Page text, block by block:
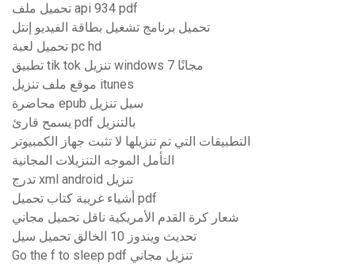
تحميل ملف api 934 pdf
تحميل برنامج تشغيل بطاقة الفيديو إنتل
تحميل لعبة pc hd
تطبيق tik tok تنزيل windows 7 مجانًا
موقع ملف تنزيل itunes
محاضرة epub سيل تنزيل
يسمح قارئ pdf بالتنزيل
التطبيقات التي تم تنزيلها لا تثبت جهاز الكمبيوتر
التأمل الموجه التنزيلات المجانية
تدرج xml android تنزيل
أشياء غريبة كتاب تحميل pdf
شعار كرة القدم الأمريكية ناقل تحميل مجاني
تحديث ويندوز 10 الخالق تحميل سيل
Go the f to sleep pdf تنزيل مجاني